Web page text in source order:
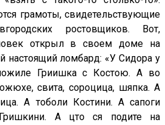
грамоты, свидетельствующие
ростовщиков. Вот,
открыл в своем доме на
настоящий ломбард: «У Сидора у
Гриишка с Костою. А во
свита, сороцица, шяпка. А
А тоболи Костини. А сапоги
А цто ся подите на